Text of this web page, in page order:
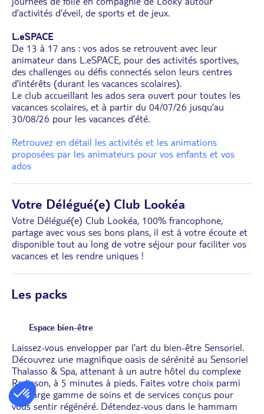
d’activités d’éveil, de sports et de jeux.
L.eSPACE
De 13 à 17 ans : vos ados se retrouvent avec leur
animateur dans L.eSPACE, pour des activités sportives,
des challenges ou défis connectés selon leurs centres
d’intérêts (durant les vacances scolaires).
Le club accueillant les ados sera ouvert pour toutes les
vacances scolaires, et à partir du 04/07/26 jusqu’au
30/08/26 pour les vacances d’été.
Retrouvez en détail les activités et les animations
proposées par les animateurs pour vos enfants et vos
ados
Votre Délégué(e) Club Lookéa
Votre Délégué(e) Club Lookéa, 100% francophone,
partage avec vous ses bons plans, il est à votre écoute et
disponible tout au long de votre séjour pour faciliter vos
vacances et les rendre uniques !
Les packs
Espace bien-être
Laissez-vous envelopper par l’art du bien-être Sensoriel.
Découvrez une magnifique oasis de sérénité au Sensoriel
Thalasso & Spa, attenant à un autre hôtel du complexe
Radisson, à 5 minutes à pieds. Faites votre choix parmi
une large gamme de soins et de services conçus pour
vous sentir régénéré. Détendez-vous dans le hammam